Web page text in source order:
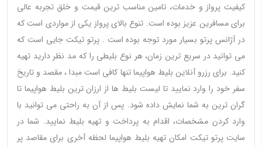
کیفیت پرواز و خدمات، تامین مناسب ترین قیمت و خلق تجربه عالی
برای مسافرین عزیز بوده است. تنوع بالای پرواز یکی از مواردی است که
در آژانس پرتو بسیار مورد توجه بوده است . پرتو تیکت جایی است که
می توانید در سریع ترین زمان، هر نوع بلیطی را که مد نظر دارید تهیه
کنید. برای رزرو آنلاین بلیط هواپیما تنها کافی است مبدا ، مقصد و تاریخ
سفر خود را وارد نمایید تا لیست بلیط ها از ارزان ترین بلیط هواپیما تا
گران ترین به شما نمایش داده شود. پس از آن به راحتی می توانید با
وارد کردن مشخصات، اقدام به پرداخت و تهیه بلیط نمایید. شما در
سایت پرتو تیکت امکان تهیه بلیط هواپیما لحظه آخری برای مقاصد پر